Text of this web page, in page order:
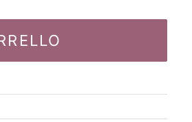
prezzo
era:
prezzo
è: